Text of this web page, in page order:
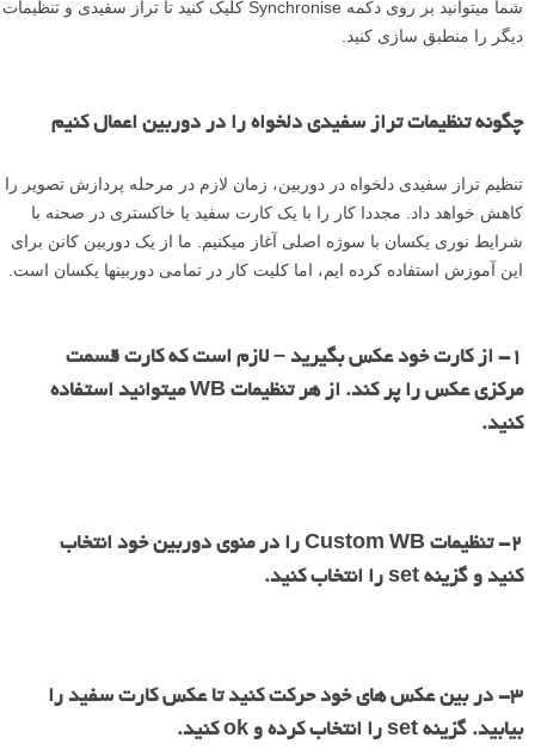
شما می­توانید بر روی دکمه Synchronise کلیک کنید تا تراز سفیدی و تنظیمات
دیگر را منطبق سازی کنید.
چگونه تنظیمات تراز سفیدی دلخواه را در دوربین اعمال کنیم
تنظیم تراز سفیدی دلخواه در دوربین، زمان لازم در مرحله پردازش تصویر را
کاهش خواهد داد. مجددا کار را با یک کارت سفید یا خاکستری در صحنه با
شرایط نوری یکسان با سوژه اصلی آغاز می­کنیم. ما از یک دوربین کانن برای
این آموزش استفاده کرده­ ایم، اما کلیت کار در تمامی دوربین­ها یکسان است.
۱- از کارت خود عکس بگیرید – لازم است که کارت قسمت
مرکزی عکس را پر کند. از هر تنظیمات WB می­توانید استفاده
کنید.
۲- تنظیمات Custom WB را در منوی دوربین خود انتخاب
کنید و گزینه set را انتخاب کنید.
۳- در بین عکس ­های خود حرکت کنید تا عکس کارت سفید را
بیابید. گزینه set را انتخاب کرده و ok کنید.